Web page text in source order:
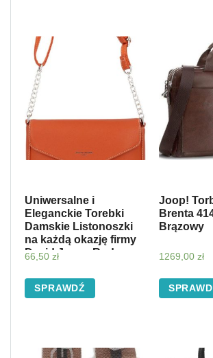
Uniwersalne i
Eleganckie Torebki
Damskie Listonoszki
na każdą okazję firmy
David Jones Ruda
66,50 zł
SPRAWDŹ
Joop!
Brenta
Brązowy
1269,00 zł